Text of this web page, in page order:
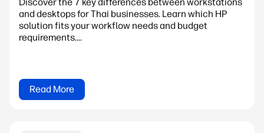
and desktops for Thai businesses. Learn which HP
solution fits your workflow needs and budget
requirements....
Read More